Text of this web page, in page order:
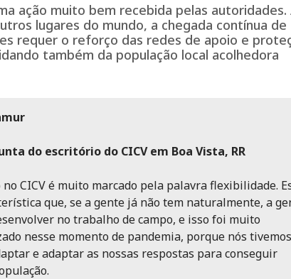
ação muito bem recebida pelas autoridades.
lugares do mundo, a chegada contínua
requer o reforço das redes de apoio e
também da população local acolhedora
do escritório do CICV em Boa Vista, RR
CICV é muito marcado pela palavra flexibilidade.
que, se a gente já não tem naturalmente, a
no trabalho de campo, e isso foi muito
nesse momento de pandemia, porque nós tivemos
e adaptar as nossas respostas para conseguir